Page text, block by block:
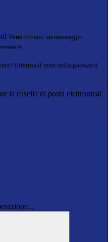
Verrà inviato un messaggio
Effettua il reset della password
la casella di posta elettronica!